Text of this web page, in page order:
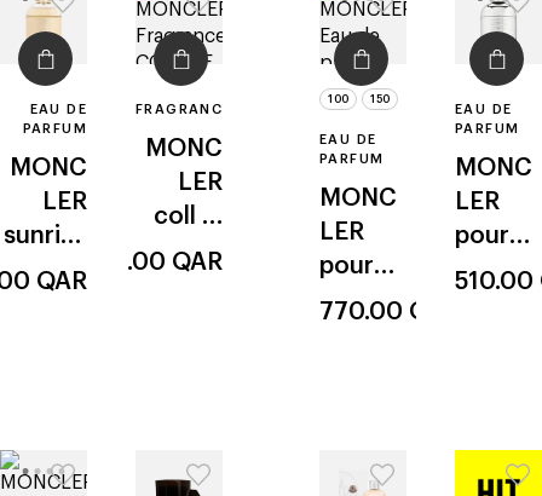
EAU DE
PARFUM
MONC
LER
sunrise
pour
QAR
FRAGRANCE
MONC
LER
coll le
cedre
451.00 QAR
100 150
EAU DE
PARFUM
MONC
LER
pour
femme
770.00 QAR
EAU DE
PARFUM
MONC
LER
pour
homm
510.00